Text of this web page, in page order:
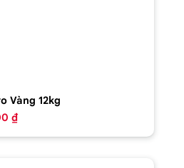
Vàng 12kg
₫